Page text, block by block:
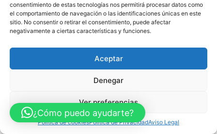
consentimiento de estas tecnologías nos permitirá procesar datos como
el comportamiento de navegación o las identificaciones únicas en este
sitio. No consentir o retirar el consentimiento, puede afectar
negativamente a ciertas características y funciones.
Aceptar
Denegar
Ver preferencias
Política de cookiesPolítica de PrivacidadAviso Legal
© Guia Telefónica de Empresas – Todos los derechos reservados.
¿Cómo puedo ayudarte?